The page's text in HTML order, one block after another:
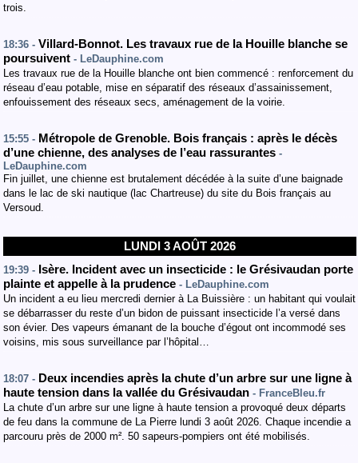
trois.
18:36 - Villard-Bonnot. Les travaux rue de la Houille blanche se
poursuivent - LeDauphine.com
Les travaux rue de la Houille blanche ont bien commencé : renforcement du
réseau d’eau potable, mise en séparatif des réseaux d’assainissement,
enfouissement des réseaux secs, aménagement de la voirie.
15:55 - Métropole de Grenoble. Bois français : après le décès
d’une chienne, des analyses de l’eau rassurantes -
LeDauphine.com
Fin juillet, une chienne est brutalement décédée à la suite d’une baignade
dans le lac de ski nautique (lac Chartreuse) du site du Bois français au
Versoud.
LUNDI 3 AOÛT 2026
19:39 - Isère. Incident avec un insecticide : le Grésivaudan porte
plainte et appelle à la prudence - LeDauphine.com
Un incident a eu lieu mercredi dernier à La Buissière : un habitant qui voulait
se débarrasser du reste d’un bidon de puissant insecticide l’a versé dans
son évier. Des vapeurs émanant de la bouche d’égout ont incommodé ses
voisins, mis sous surveillance par l’hôpital…
18:07 - Deux incendies après la chute d’un arbre sur une ligne à
haute tension dans la vallée du Grésivaudan - FranceBleu.fr
La chute d’un arbre sur une ligne à haute tension a provoqué deux départs
de feu dans la commune de La Pierre lundi 3 août 2026. Chaque incendie a
parcouru près de 2000 m². 50 sapeurs-pompiers ont été mobilisés.